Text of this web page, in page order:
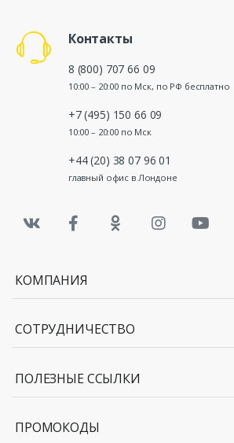
Контакты
8 (800) 707 66 09
10:00 – 20:00 по Мск, по РФ бесплатно
+7 (495) 150 66 09
10:00 – 20:00 по Мск
+44 (20) 38 07 96 01
главный офис в Лондоне
КОМПАНИЯ
СОТРУДНИЧЕСТВО
ПОЛЕЗНЫЕ ССЫЛКИ
ПРОМОКОДЫ